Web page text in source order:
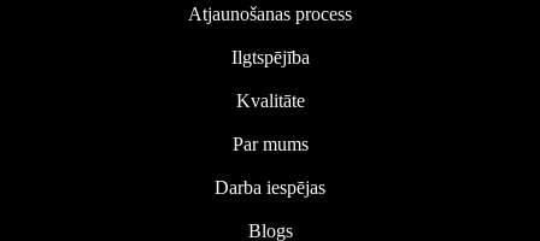
Atjaunošanas process
Ilgtspējība
Kvalitāte
Par mums
Darba iespējas
Blogs